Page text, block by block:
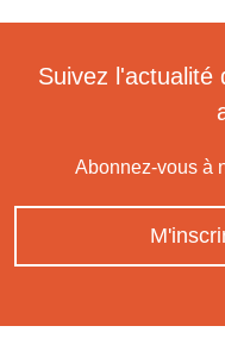
Suivez l'actualité
Abonnez-vous à